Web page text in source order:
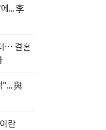
... 李
… 결혼
"... 與
란